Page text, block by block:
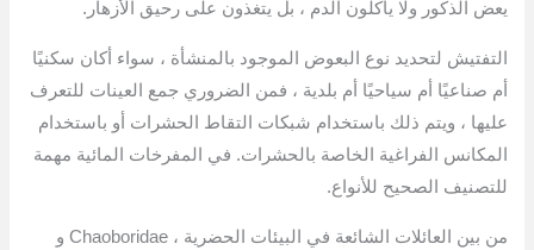
يعض الذكور ولا يأكلون الدم ، بل يتغذون على رحيق الأزهار.
التفتيش لتحديد نوع البعوض الموجود بالمنشأة ، سواء أكان سكنيًا
أم صناعيًا أم سياحيًا أم بلدية ، فمن الضروري جمع العينات للتعرف
عليها ، ويتم ذلك باستخدام شبكات التقاط الحشرات أو باستخدام
المكانس الفراغية الخاصة بالحشرات. في المفرخات المائية مهمة
للتصنيف الصحيح للأنواع.
من بين العائلات الشائعة في البيئات الحضرية ، Chaoboridae و